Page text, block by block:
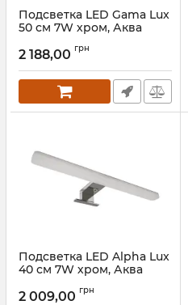
Подсветка LED Gama Lux
50 см 7W хром, Аква
Артикул:АР000039886
2 188,00 грн
Подсветка LED Alpha Lux
40 см 7W хром, Аква
Артикул:АР000039885
2 009,00 грн